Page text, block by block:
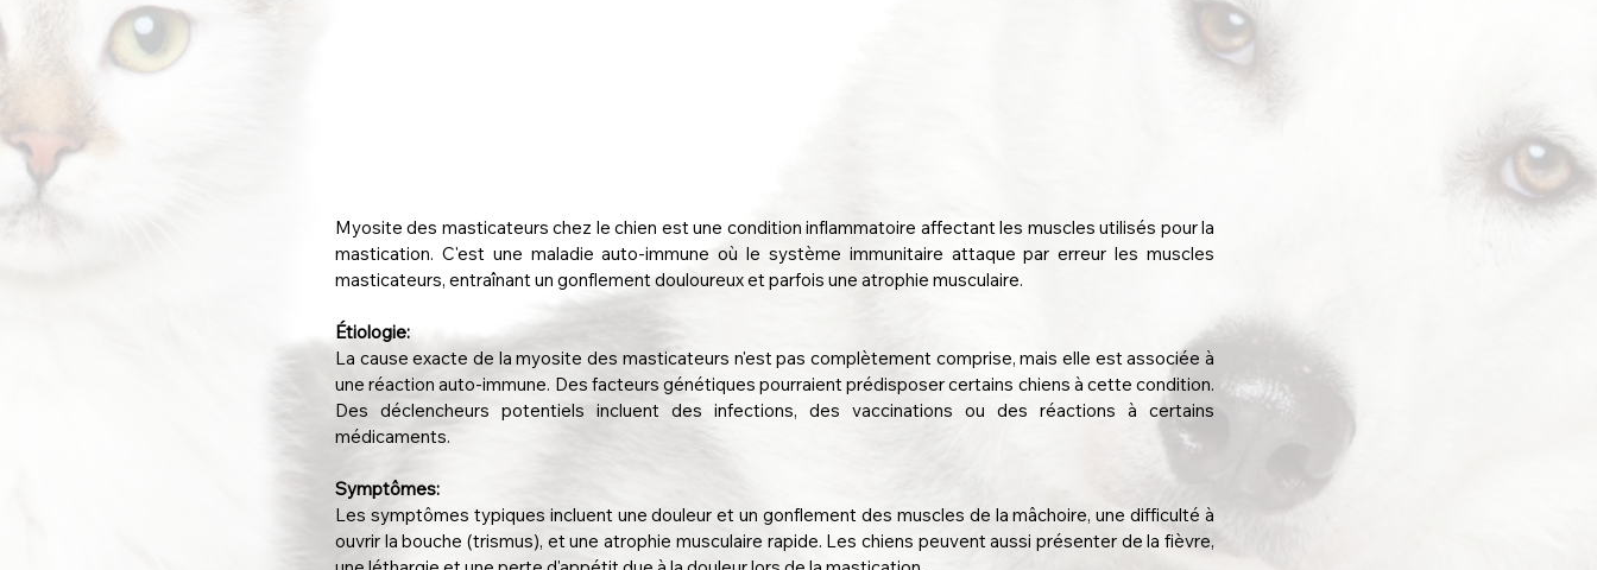
Myosite des masticateurs chez le chien est une condition inflammatoire affectant les muscles utilisés pour la
mastication. C'est une maladie auto-immune où le système immunitaire attaque par erreur les muscles
masticateurs, entraînant un gonflement douloureux et parfois une atrophie musculaire.
Étiologie:
La cause exacte de la myosite des masticateurs n'est pas complètement comprise, mais elle est associée à
une réaction auto-immune. Des facteurs génétiques pourraient prédisposer certains chiens à cette condition.
Des déclencheurs potentiels incluent des infections, des vaccinations ou des réactions à certains
médicaments.
Symptômes:
Les symptômes typiques incluent une douleur et un gonflement des muscles de la mâchoire, une difficulté à
ouvrir la bouche (trismus), et une atrophie musculaire rapide. Les chiens peuvent aussi présenter de la fièvre,